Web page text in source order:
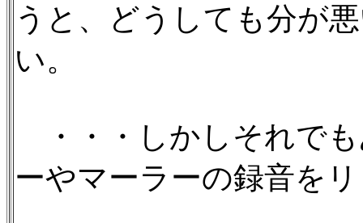
うと、どうしても分が
い。
・・・しかしそれで
ーやマーラーの録音を